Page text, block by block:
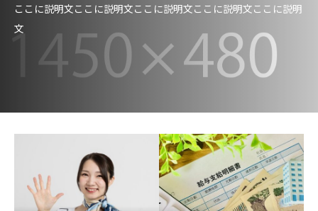
ここに説明文ここに説明文ここに説明文ここに説明文ここに説明
文